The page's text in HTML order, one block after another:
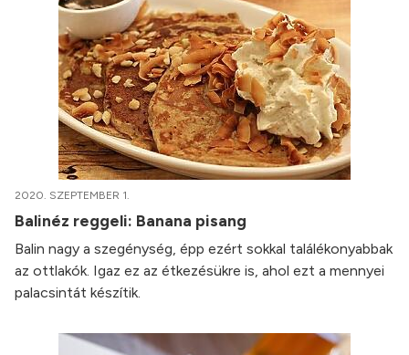
2020. SZEPTEMBER 1.
Balinéz reggeli: Banana pisang
Balin nagy a szegénység, épp ezért sokkal találékonyabbak
az ottlakók. Igaz ez az étkezésükre is, ahol ezt a mennyei
palacsintát készítik.